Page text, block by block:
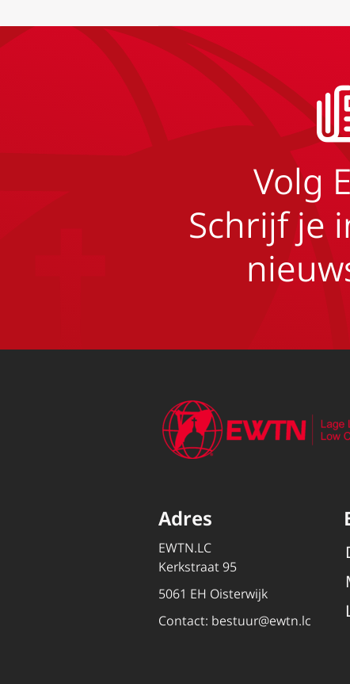
Volg
Schrijf je
Adres
EWTN.LC
Kerkstraat 95
5061 EH Oisterwijk
Contact: bestuur@ewtn.lc